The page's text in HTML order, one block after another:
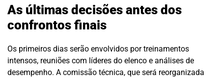
As últimas decisões antes dos
confrontos finais
Os primeiros dias serão envolvidos por treinamentos
intensos, reuniões com líderes do elenco e análises de
desempenho. A comissão técnica, que será reorganizada